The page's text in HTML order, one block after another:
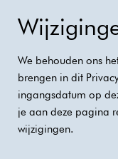
We behouden ons
brengen in dit
ingangsdatum op
je aan deze pagina
wijzigingen.